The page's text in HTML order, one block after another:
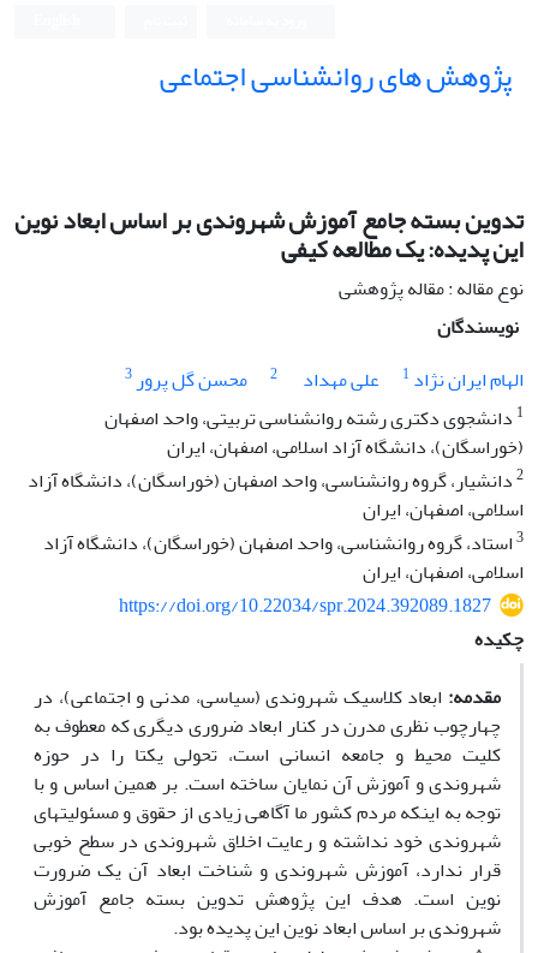
پژوهش های روانشناسی اجتماعی
تدوین بسته جامع آموزش شهروندی بر اساس ابعاد نوین
این پدیده: یک مطالعه کیفی
نوع مقاله : مقاله پژوهشی
نویسندگان
الهام ایران نژاد 1 علی مهداد 2 محسن گل پرور3
1 دانشجوی دکتری رشته روانشناسی تربیتی، واحد اصفهان
(خوراسگان)، دانشگاه آزاد اسلامی، اصفهان، ایران
2دانشیار، گروه روانشناسی، واحد اصفهان (خوراسگان)، دانشگاه آزاد
اسلامی، اصفهان، ایران
3استاد، گروه روانشناسی، واحد اصفهان (خوراسگان)، دانشگاه آزاد
اسلامی، اصفهان، ایران
https://doi.org/10.22034/spr.2024.392089.1827
چکیده
مقدمه: ابعاد کلاسیک شهروندی (سیاسی، مدنی و اجتماعی)، در
چهارچوب نظری مدرن در کنار ابعاد ضروری دیگری که معطوف به
کلیت محیط و جامعه انسانی است، تحولی یکتا را در حوزه
شهروندی و آموزش آن نمایان ساخته است. بر همین اساس و با
توجه به اینکه مردم کشور ما آگاهی زیادی از حقوق و مسئولیت­های
شهروندی خود نداشته و رعایت اخلاق شهروندی در سطح خوبی
قرار ندارد، آموزش شهروندی و شناخت ابعاد آن یک ضرورت
نوین است. هدف این پژوهش تدوین بسته جامع آموزش
شهروندی بر اساس ابعاد نوین این پدیده بود.